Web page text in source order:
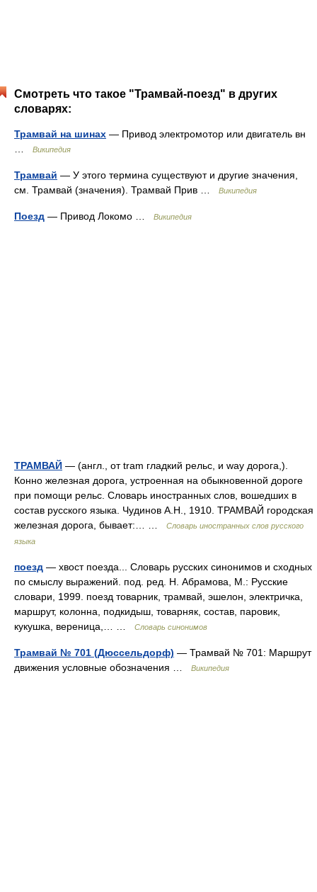
Смотреть что такое "Трамвай-поезд" в других
словарях:
Трамвай на шинах — Привод электромотор или двигатель вн
Википедия
Трамвай — У этого термина существуют и другие значения,
см. Трамвай (значения). Трамвай Прив …
Википедия
Поезд — Привод Локомо … Википедия
ТРАМВАЙ — (англ., от tram гладкий рельс, и way дорога,).
Конно железная дорога, устроенная на обыкновенной дороге
при помощи рельс. Словарь иностранных слов, вошедших в
состав русского языка. Чудинов А.Н., 1910. ТРАМВАЙ городская
железная дорога, бывает:… …
Словарь иностранных слов русского
языка
поезд — хвост поезда... Словарь русских синонимов и сходных
по смыслу выражений. под. ред. Н. Абрамова, М.: Русские
словари, 1999. поезд товарник, трамвай, эшелон, электричка,
маршрут, колонна, подкидыш, товарняк, состав, паровик,
кукушка, вереница,… …
Словарь синонимов
Трамвай № 701 (Дюссельдорф) — Трамвай № 701: Маршрут
движения условные обозначения …
Википедия